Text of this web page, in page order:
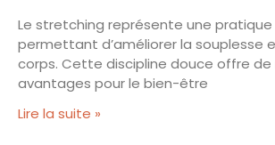
Le stretching représente une
permettant d’améliorer la souplesse
corps. Cette discipline douce offre de
avantages pour le bien-être
Lire la suite »